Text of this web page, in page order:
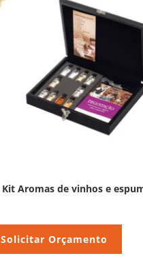
Kit Aromas de vinhos e
Solicitar Orçamento